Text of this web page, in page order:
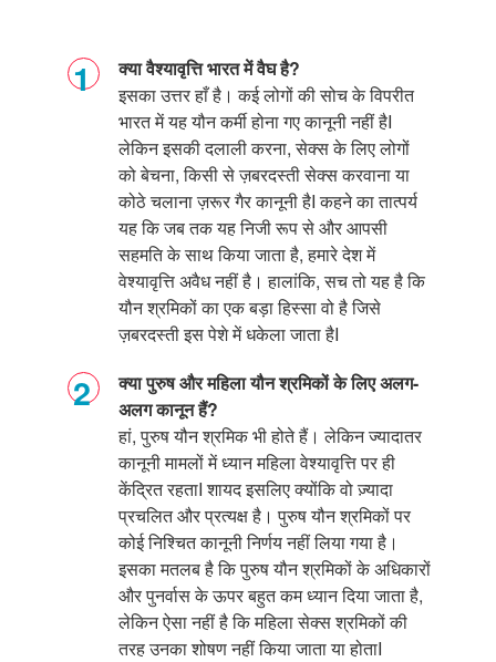
क्या वैश्यावृत्ति भारत में वैघ है?
इसका उत्तर हाँ है। कई लोगों की सोच के विपरीत
भारत में यह यौन कर्मी होना गए कानूनी नहीं हैI
लेकिन इसकी दलाली करना,सेक्स के लिए लोगों
को बेचना,किसी से ज़बरदस्ती सेक्स करवाना या
कोठे चलाना ज़रूर गैर कानूनी हैIकहने का तात्पर्य
यह कि जब तक यह निजी रूप से और आपसी
सहमति के साथ किया जाता है,हमारे देश में
वेश्यावृत्ति अवैध नहीं है। हालांकि,सच तो यह है कि
यौन श्रमिकों का एक बड़ा हिस्सा वो है जिसे
ज़बरदस्ती इस पेशे में धकेला जाता हैI
क्या पुरुष और महिला यौन श्रमिकों के लिए अलग-
अलग कानून हैं?
हां,पुरुष यौन श्रमिक भी होते हैं। लेकिन ज्यादातर
कानूनी मामलों में ध्यान महिला वेश्यावृत्ति पर ही
केंद्रित रहताIशायद इसलिए क्योंकि वो ज़्यादा
प्रचलित और प्रत्यक्ष है। पुरुष यौन श्रमिकों पर
कोई निश्चित कानूनी निर्णय नहीं लिया गया है।
इसका मतलब है कि पुरुष यौन श्रमिकों के अधिकारों
और पुनर्वास के ऊपर बहुत कम ध्यान दिया जाता है,
लेकिन ऐसा नहीं है कि महिला सेक्स श्रमिकों की
तरह उनका शोषण नहीं किया जाता या होताI